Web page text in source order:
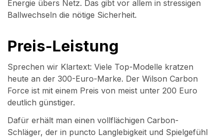
Energie übers Netz. Das gibt vor allem in stressigen
Ballwechseln die nötige Sicherheit.
Preis-Leistung
Sprechen wir Klartext: Viele Top-Modelle kratzen
heute an der 300-Euro-Marke. Der Wilson Carbon
Force ist mit einem Preis von meist unter 200 Euro
deutlich günstiger.
Dafür erhält man einen vollflächigen Carbon-
Schläger, der in puncto Langlebigkeit und Spielgefühl